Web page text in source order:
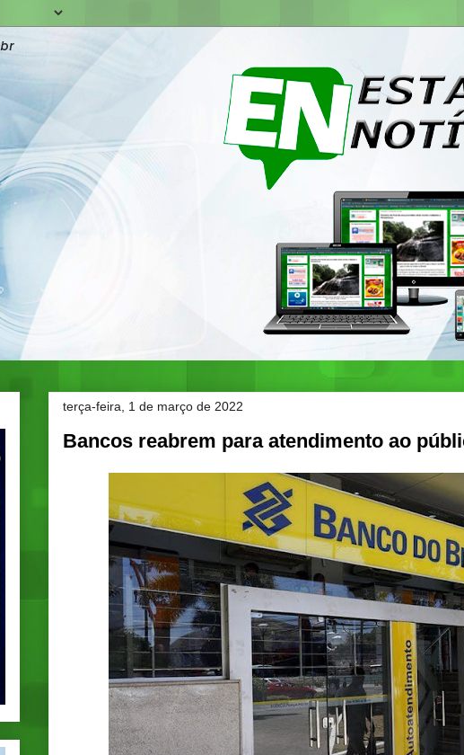
terça-feira, 1 de março de 2022
Bancos reabrem para atendimento ao